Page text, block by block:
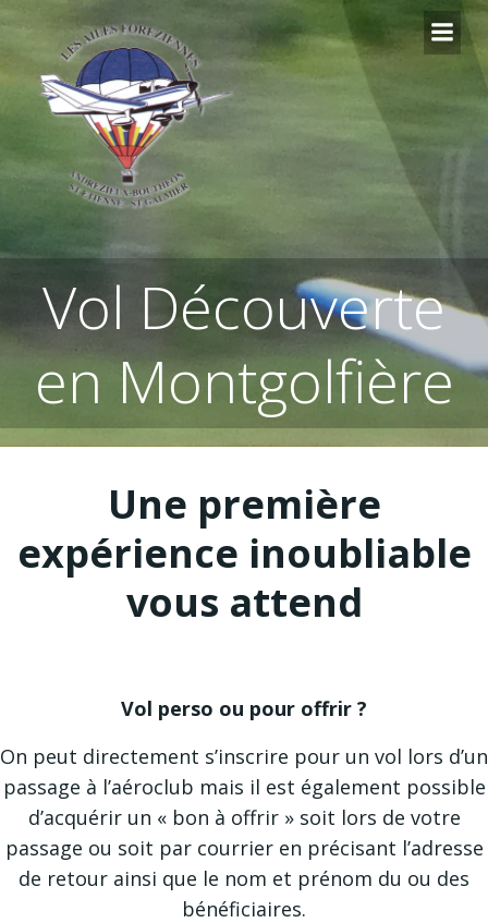
Aller
contenu
Vol Découverte
en Montgolfière
Une première
expérience inoubliable
vous attend
Vol perso ou pour offrir ?
On peut directement s’inscrire pour un vol lors d’un
passage à l’aéroclub mais il est également possible
d’acquérir un « bon à offrir » soit lors de votre
passage ou soit par courrier en précisant l’adresse
de retour ainsi que le nom et prénom du ou des
bénéficiaires.